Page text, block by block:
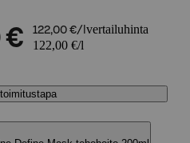
€ 122,00 €/l vertailuhinta
122,00 €/l